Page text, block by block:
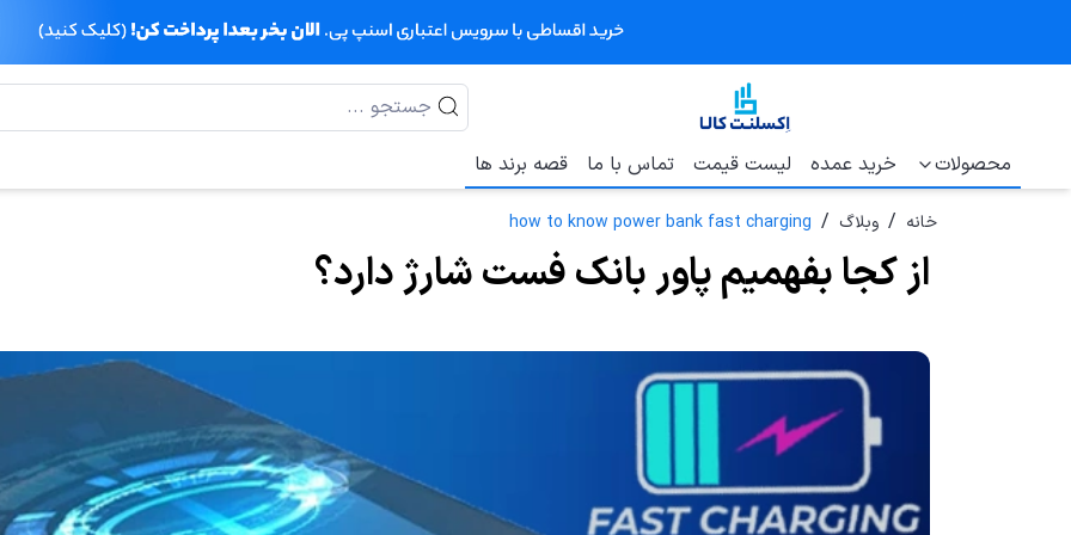
محصولات خرید عمده لیست قیمت تماس با ما قصه برند ها
خانه / وبلاگ /
how to know power bank fast charging
از کجا بفهمیم پاور بانک فست شارژ دارد؟